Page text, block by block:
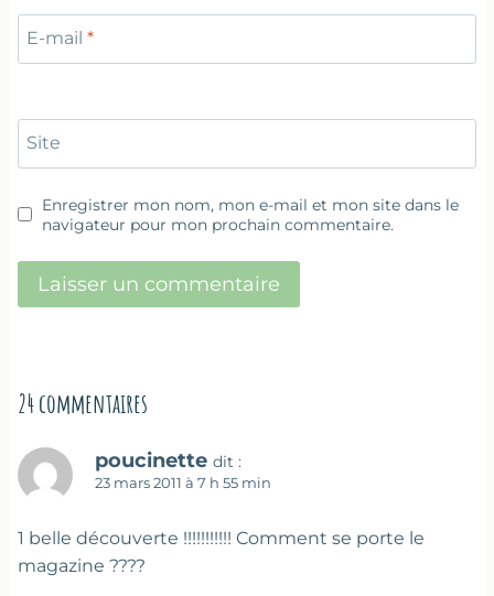
E-mail *
Site
Enregistrer mon nom, mon e-mail et mon site dans le
navigateur pour mon prochain commentaire.
24 commentaires
poucinette dit :
23 mars 2011 à 7 h 55 min
1 belle découverte !!!!!!!!!!! Comment se porte le
magazine ????